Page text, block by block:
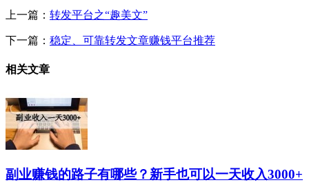
上一篇： 转发平台之“趣美文”
下一篇： 稳定、可靠转发文章赚钱平台推荐
相关文章
副业赚钱的路子有哪些？新手也可以一天收入3000+